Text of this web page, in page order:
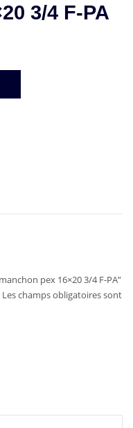
3/4 F-PA
pex 16×20 3/4 F-PA”
Les champs obligatoires sont